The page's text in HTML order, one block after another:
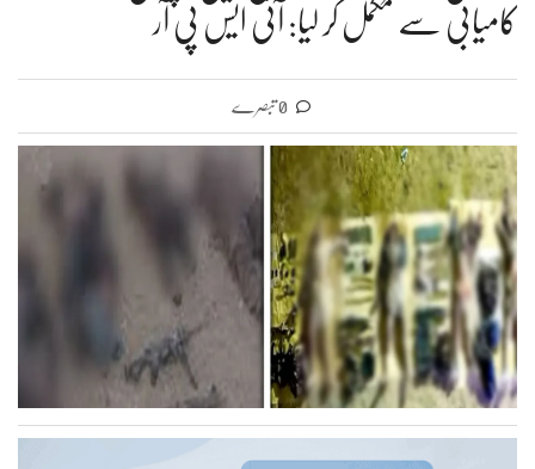
کامیابی سے مکمل کر لیا: آئی ایس پی آر
0 تبصرے